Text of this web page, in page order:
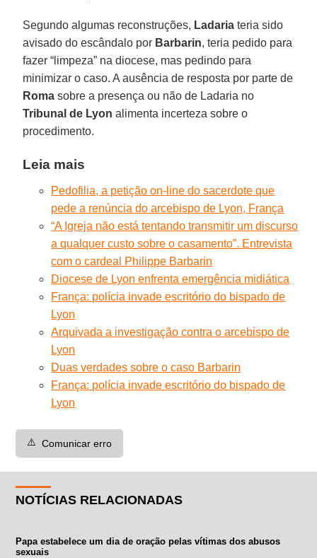
Segundo algumas reconstruções, Ladaria teria sido
avisado do escândalo por Barbarin, teria pedido para
fazer “limpeza” na diocese, mas pedindo para
minimizar o caso. A ausência de resposta por parte de
Roma sobre a presença ou não de Ladaria no
Tribunal de Lyon alimenta incerteza sobre o
procedimento.
Leia mais
Pedofilia, a petição on-line do sacerdote que
pede a renúncia do arcebispo de Lyon, França
“A Igreja não está tentando transmitir um discurso
a qualquer custo sobre o casamento”. Entrevista
com o cardeal Philippe Barbarin
Diocese de Lyon enfrenta emergência midiática
França: polícia invade escritório do bispado de
Lyon
Arquivada a investigação contra o arcebispo de
Lyon
Duas verdades sobre o caso Barbarin
França: polícia invade escritório do bispado de
Lyon
⚠️ Comunicar erro
NOTÍCIAS RELACIONADAS
Papa estabelece um dia de oração pelas vítimas dos abusos
sexuais